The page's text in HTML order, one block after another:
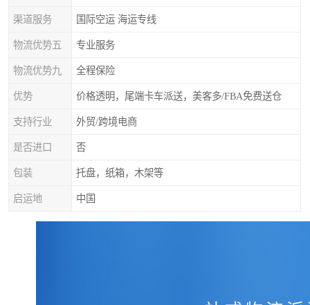
渠道服务 国际空运 海运专线
物流优势五 专业服务
物流优势九 全程保险
优势 价格透明，尾端卡车派送，美客多/FBA免费送仓
支持行业 外贸/跨境电商
是否进口 否
包装 托盘，纸箱，木架等
启运地 中国